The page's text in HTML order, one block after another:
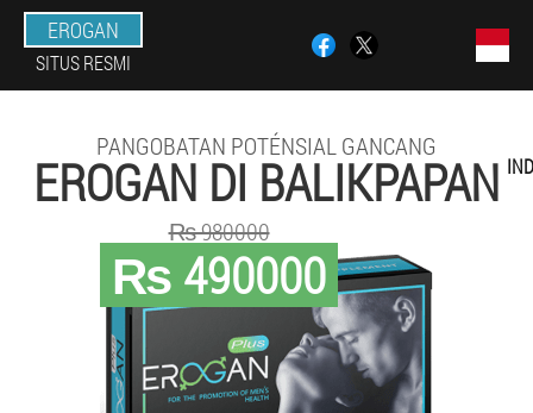
EROGAN
SITUS RESMI
PANGOBATAN POTÉNSIAL GANCANG
EROGAN DI BALIKPAPAN
₨ 490000
₨ 980000